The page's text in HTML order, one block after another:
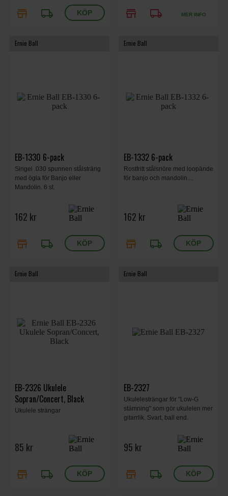
store local_shipping store local_shipping MER INFO
Ernie Ball
EB-1330 6-pack
Singel .030 spunnen stålsträng
med ögla för Banjo eller
Mandolin. 6 st.
162 kr
store local_shipping
Ernie Ball
EB-1332 6-pack
Rostfritt stålsnöre med loopände
för banjo och mandolin....
162 kr
store local_shipping
Ernie Ball
EB-2326 Ukulele
Sopran/Concert, Black
Ukulele strängar
85 kr
store local_shipping
Ernie Ball
EB-2327
Ukulelesträngar för "Low-G
stämning" som gör ukulelen mer
gitarrlik. Svart, ball end.
95 kr
store local_shipping